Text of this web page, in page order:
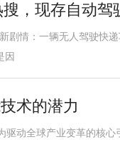
，现存自动驾
剧情：一辆无人驾驶快
因
术的潜力
驱动全球产业变革的核